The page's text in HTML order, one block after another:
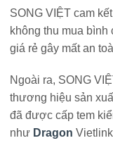
SONG VIỆT cam
không thu mua
giá rẻ gây mất an
Ngoài ra, SONG
thương hiệu sản
đã được cấp tem
như Dragon